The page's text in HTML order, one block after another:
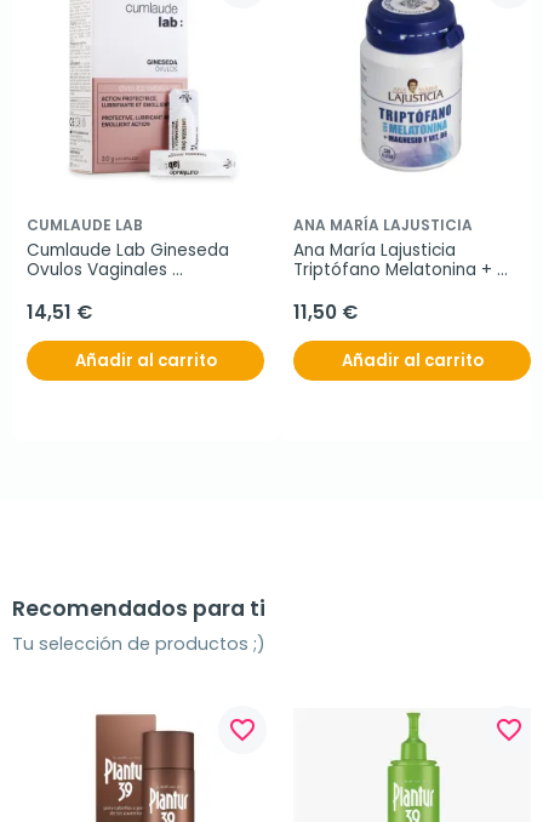
CUMLAUDE LAB
Cumlaude Lab Gineseda
Ovulos Vaginales
14,51 €
Añadir al carrito
ANA MARÍA LAJUSTICIA
Ana María Lajusticia
Triptófano Melatonina +
comprimidos.
11,50 €
Añadir al carrito
Recomendados para ti
Tu selección de productos ;)
favorite_border favorite_border